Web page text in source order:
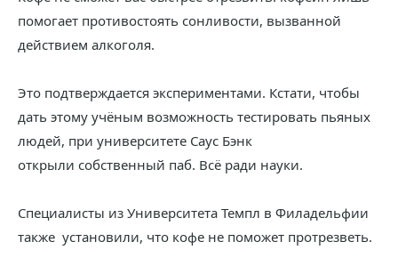
помогает противостоять сонливости, вызванной
действием алкоголя.
Это подтверждается экспериментами. Кстати, чтобы
дать этому учёным возможность тестировать пьяных
людей, при университете Саус Бэнк
открыли собственный паб. Всё ради науки.
Специалисты из Университета Темпл в Филадельфии
также установили, что кофе не поможет протрезветь.